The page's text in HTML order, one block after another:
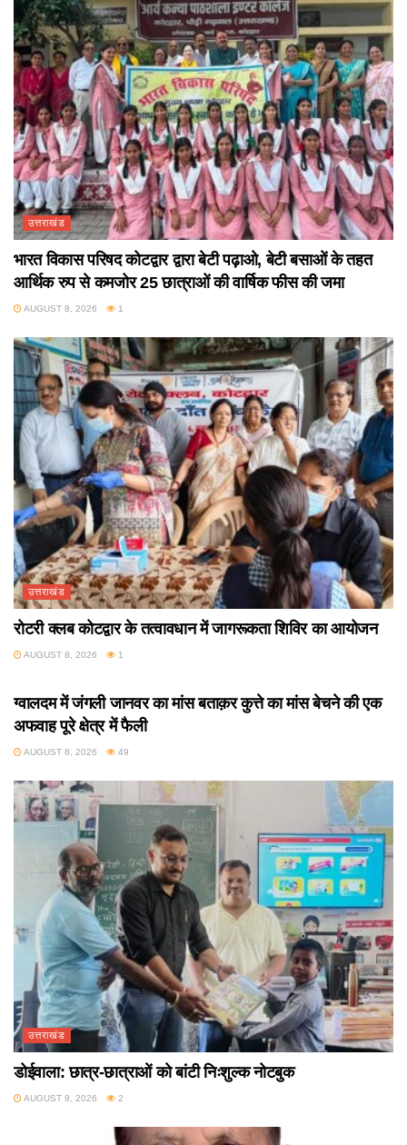
उत्तराखंड
भारत विकास परिषद कोटद्वार द्वारा बेटी पढ़ाओ, बेटी बसाओं के तहत
आर्थिक रुप से कमजोर 25 छात्राओं की वार्षिक फीस की जमा
AUGUST 8, 2026 1
उत्तराखंड
रोटरी क्लब कोटद्वार के तत्वावधान में जागरूकता शिविर का आयोजन
AUGUST 8, 2026 1
ग्वालदम में जंगली जानवर का मांस बताक़र कुत्ते का मांस बेचने की एक
अफवाह पूरे क्षेत्र में फैली
AUGUST 8, 2026 49
उत्तराखंड
डोईवाला: छात्र-छात्राओं को बांटी निःशुल्क नोटबुक
AUGUST 8, 2026 2